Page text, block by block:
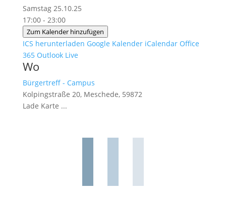
Samstag 25.10.25
17:00 - 23:00
Zum Kalender hinzufügen
ICS herunterladen Google Kalender iCalendar Office
365 Outlook Live
Wo
Bürgertreff - Campus
Kolpingstraße 20, Meschede, 59872
Lade Karte ...